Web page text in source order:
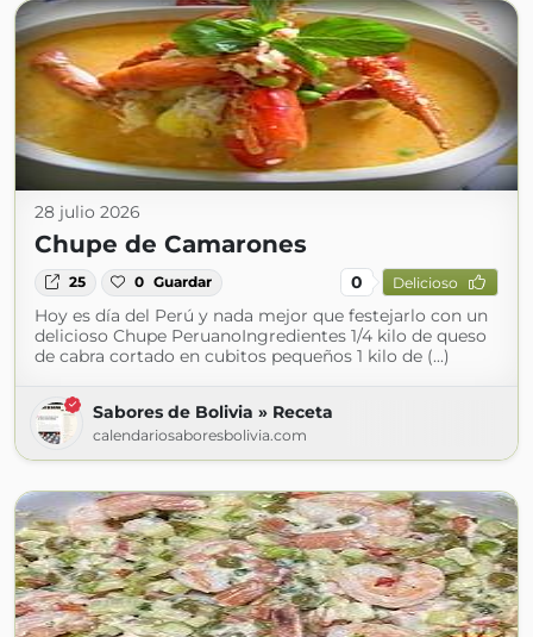
28 julio 2026
Chupe de Camarones
25 0 Guardar 0 Delicioso
Hoy es día del Perú y nada mejor que festejarlo con un
delicioso Chupe PeruanoIngredientes 1/4 kilo de queso
de cabra cortado en cubitos pequeños 1 kilo de (...)
Sabores de Bolivia » Receta
calendariosaboresbolivia.com